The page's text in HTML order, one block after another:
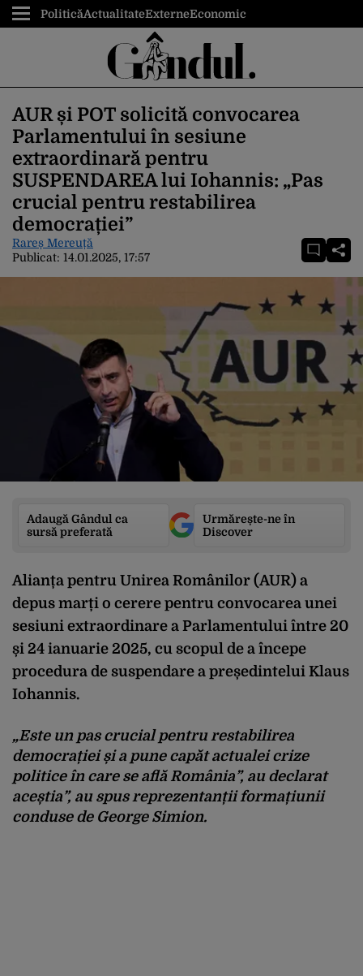
PoliticăActualitateExterneEconomic
AUR și POT solicită convocarea
Parlamentului în sesiune
extraordinară pentru
SUSPENDAREA lui Iohannis: „Pas
crucial pentru restabilirea
democrației”
Rareș Mereuță
Publicat: 14.01.2025, 17:57
Adaugă Gândul ca
sursă preferată
Urmărește-ne în
Discover
Alianța pentru Unirea Românilor (AUR) a
depus marți o cerere pentru convocarea unei
sesiuni extraordinare a Parlamentului între 20
și 24 ianuarie 2025, cu scopul de a începe
procedura de suspendare a președintelui Klaus
Iohannis.
„Este un pas crucial pentru restabilirea
democrației și a pune capăt actualei crize
politice în care se află România”, au declarat
aceștia”, au spus reprezentanții formațiunii
conduse de George Simion.